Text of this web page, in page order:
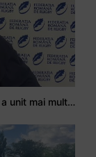
Stejarul Iulian Hartig: A fost un turneu care a unit mai mult echipa